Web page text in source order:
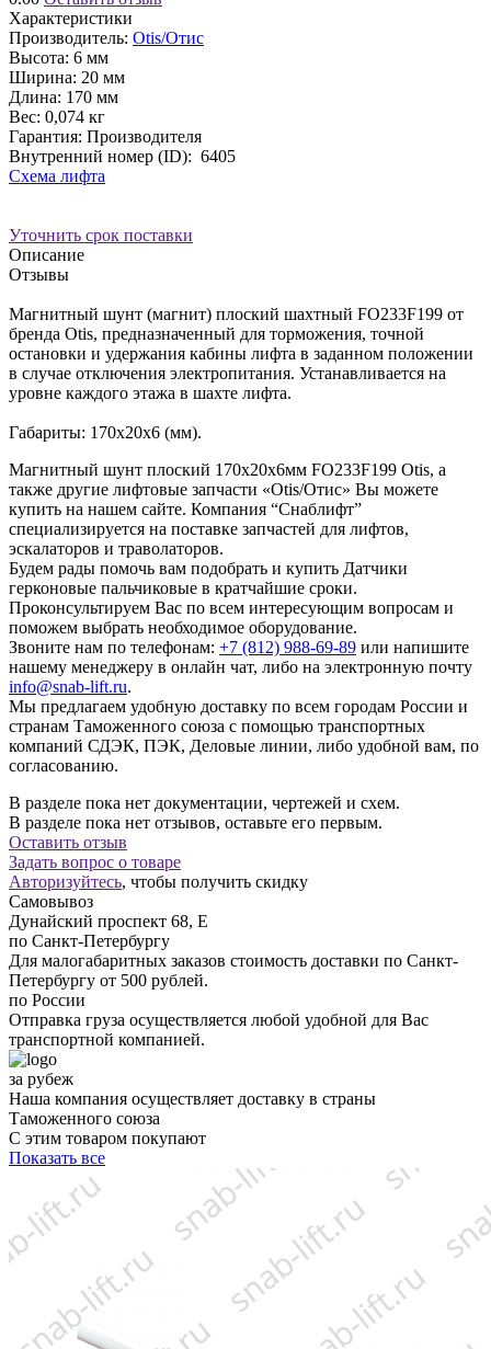
Характеристики
Производитель: Otis/Отис
Высота: 6 мм
Ширина: 20 мм
Длина: 170 мм
Вес: 0,074 кг
Гарантия: Производителя
Внутренний номер (ID): 6405
Схема лифта
Уточнить срок поставки
Описание
Отзывы
Магнитный шунт (магнит) плоский шахтный FО233F199 от
бренда Otis, предназначенный для торможения, точной
остановки и удержания кабины лифта в заданном положении
в случае отключения электропитания. Устанавливается на
уровне каждого этажа в шахте лифта.
Габариты: 170х20х6 (мм).
Магнитный шунт плоский 170х20х6мм FО233F199 Otis, а
также другие лифтовые запчасти «Otis/Отис» Вы можете
купить на нашем сайте. Компания “Снаблифт”
специализируется на поставке запчастей для лифтов,
эскалаторов и траволаторов.
Будем рады помочь вам подобрать и купить Датчики
герконовые пальчиковые в кратчайшие сроки.
Проконсультируем Вас по всем интересующим вопросам и
поможем выбрать необходимое оборудование.
Звоните нам по телефонам: +7 (812) 988-69-89 или напишите
нашему менеджеру в онлайн чат, либо на электронную почту
info@snab-lift.ru.
Мы предлагаем удобную доставку по всем городам России и
странам Таможенного союза с помощью транспортных
компаний СДЭК, ПЭК, Деловые линии, либо удобной вам, по
согласованию.
В разделе пока нет документации, чертежей и схем.
В разделе пока нет отзывов, оставьте его первым.
Оставить отзыв
Задать вопрос о товаре
Авторизуйтесь, чтобы получить скидку
Самовывоз
Дунайский проспект 68, Е
по Санкт-Петербургу
Для малогабаритных заказов стоимость доставки по Санкт-
Петербургу от 500 рублей.
по России
Отправка груза осуществляется любой удобной для Вас
транспортной компанией.
за рубеж
Наша компания осуществляет доставку в страны
Таможенного союза
С этим товаром покупают
Показать все